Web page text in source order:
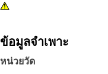
ข้อมูลจำเพาะ
หน่วยวัด